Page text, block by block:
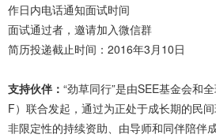
作日内电话通知面试时间
面试通过者，邀请加入微信群
简历投递截止时间：2016年3月10日
支持伙伴： “劲草同行”是由SEE基金会和
F）联合发起，通过为正处于成长期的民
非限定性的持续资助、由导师和同伴陪伴